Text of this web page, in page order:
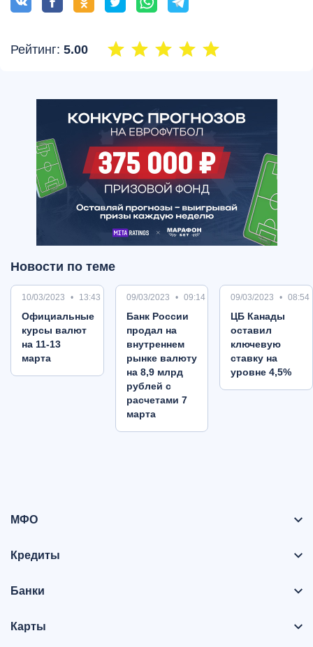
Рейтинг: 5.00
Новости по теме
10/03/2023 13:43
Oфициальные
курсы валют
на 11-13
марта
09/03/2023 09:14
Банк России
продал на
внутреннем
рынке валюту
на 8,9 млрд
рублей с
расчетами 7
марта
09/03/2023 08:54
ЦБ Канады
оставил
ключевую
ставку на
уровне 4,5%
МФО
Кредиты
Банки
Карты